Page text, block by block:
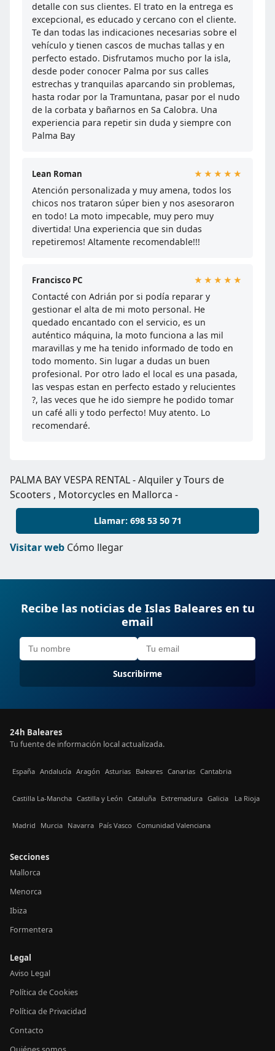
detalle con sus clientes. El trato en la entrega es
excepcional, es educado y cercano con el cliente.
Te dan todas las indicaciones necesarias sobre el
vehículo y tienen cascos de muchas tallas y en
perfecto estado. Disfrutamos mucho por la isla,
desde poder conocer Palma por sus calles
estrechas y tranquilas aparcando sin problemas,
hasta rodar por la Tramuntana, pasar por el nudo
de la corbata y bañarnos en Sa Calobra. Una
experiencia para repetir sin duda y siempre con
Palma Bay
Lean Roman ★★★★★
Atención personalizada y muy amena, todos los
chicos nos trataron súper bien y nos asesoraron
en todo! La moto impecable, muy pero muy
divertida! Una experiencia que sin dudas
repetiremos! Altamente recomendable!!!
Francisco PC ★★★★★
Contacté con Adrián por si podía reparar y
gestionar el alta de mi moto personal. He
quedado encantado con el servicio, es un
auténtico máquina, la moto funciona a las mil
maravillas y me ha tenido informado de todo en
todo momento. Sin lugar a dudas un buen
profesional. Por otro lado el local es una pasada,
las vespas estan en perfecto estado y relucientes
?, las veces que he ido siempre he podido tomar
un café alli y todo perfecto! Muy atento. Lo
recomendaré.
PALMA BAY VESPA RENTAL - Alquiler y Tours de
Scooters , Motorcycles en Mallorca -
Llamar: 698 53 50 71
Visitar web Cómo llegar
Recibe las noticias de Islas Baleares en tu
email
Suscribirme
24h Baleares
Tu fuente de información local actualizada.
España Andalucía Aragón Asturias Baleares Canarias Cantabria
Castilla La-Mancha Castilla y León Cataluña Extremadura Galicia La Rioja
Madrid Murcia Navarra País Vasco Comunidad Valenciana
Secciones
Mallorca
Menorca
Ibiza
Formentera
Legal
Aviso Legal
Política de Cookies
Política de Privacidad
Contacto